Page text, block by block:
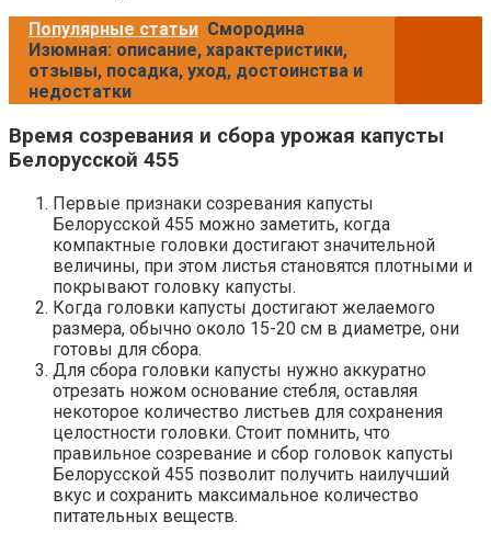
Популярные статьи Смородина
Изюмная: описание, характеристики,
отзывы, посадка, уход, достоинства и
недостатки
Время созревания и сбора урожая капусты
Белорусской 455
Первые признаки созревания капусты
Белорусской 455 можно заметить, когда
компактные головки достигают значительной
величины, при этом листья становятся плотными и
покрывают головку капусты.
Когда головки капусты достигают желаемого
размера, обычно около 15-20 см в диаметре, они
готовы для сбора.
Для сбора головки капусты нужно аккуратно
отрезать ножом основание стебля, оставляя
некоторое количество листьев для сохранения
целостности головки. Стоит помнить, что
правильное созревание и сбор головок капусты
Белорусской 455 позволит получить наилучший
вкус и сохранить максимальное количество
питательных веществ.